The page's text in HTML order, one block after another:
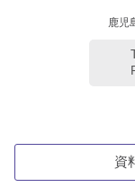
鹿児
資